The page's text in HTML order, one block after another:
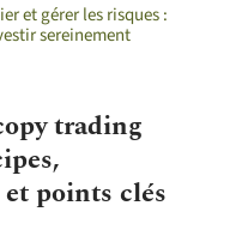
et gérer les risques :
sereinement
trading
points clés